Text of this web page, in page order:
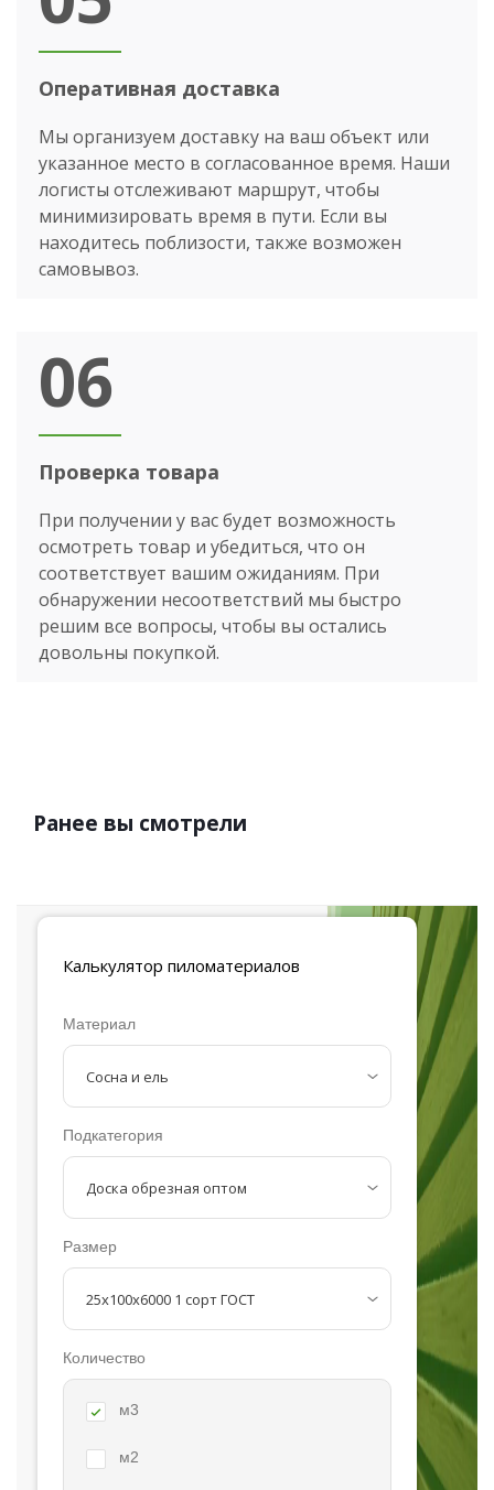
Оперативная доставка
Мы организуем доставку на ваш объект или
указанное место в согласованное время. Наши
логисты отслеживают маршрут, чтобы
минимизировать время в пути. Если вы
находитесь поблизости, также возможен
самовывоз.
06
Проверка товара
При получении у вас будет возможность
осмотреть товар и убедиться, что он
соответствует вашим ожиданиям. При
обнаружении несоответствий мы быстро
решим все вопросы, чтобы вы остались
довольны покупкой.
Ранее вы смотрели
Калькулятор пиломатериалов
Материал
Подкатегория
Размер
Количество
м3
м2